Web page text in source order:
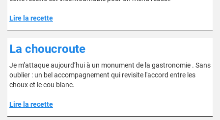
Lire la recette
La choucroute
Je m’attaque aujourd’hui à un monument de la gastronomie . Sans
oublier : un bel accompagnement qui revisite l'accord entre les
choux et le cou blanc.
Lire la recette